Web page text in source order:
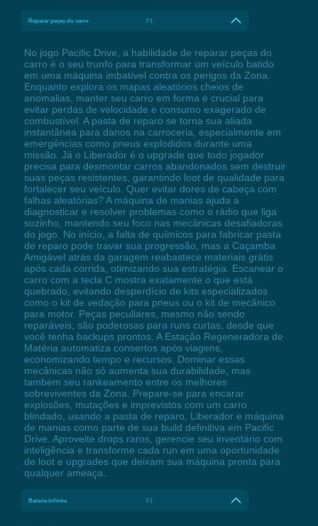
Reparar peças do carro F1
No jogo Pacific Drive, a habilidade de reparar peças do
carro é o seu trunfo para transformar um veículo batido
em uma máquina imbatível contra os perigos da Zona.
Enquanto explora os mapas aleatórios cheios de
anomalias, manter seu carro em forma é crucial para
evitar perdas de velocidade e consumo exagerado de
combustível. A pasta de reparo se torna sua aliada
instantânea para danos na carroceria, especialmente em
emergências como pneus explodidos durante uma
missão. Já o Liberador é o upgrade que todo jogador
precisa para desmontar carros abandonados sem destruir
suas peças resistentes, garantindo loot de qualidade para
fortalecer seu veículo. Quer evitar dores de cabeça com
falhas aleatórias? A máquina de manias ajuda a
diagnosticar e resolver problemas como o rádio que liga
sozinho, mantendo seu foco nas mecânicas desafiadoras
do jogo. No início, a falta de químicos para fabricar pasta
de reparo pode travar sua progressão, mas a Caçamba
Amigável atrás da garagem reabastece materiais grátis
após cada corrida, otimizando sua estratégia. Escanear o
carro com a tecla C mostra exatamente o que está
quebrado, evitando desperdício de kits especializados
como o kit de vedação para pneus ou o kit de mecânico
para motor. Peças peculiares, mesmo não sendo
reparáveis, são poderosas para runs curtas, desde que
você tenha backups prontos. A Estação Regeneradora de
Matéria automatiza consertos após viagens,
economizando tempo e recursos. Dominar essas
mecânicas não só aumenta sua durabilidade, mas
também seu rankeamento entre os melhores
sobreviventes da Zona. Prepare-se para encarar
explosões, mutações e imprevistos com um carro
blindado, usando a pasta de reparo, Liberador e máquina
de manias como parte de sua build definitiva em Pacific
Drive. Aproveite drops raros, gerencie seu inventário com
inteligência e transforme cada run em uma oportunidade
de loot e upgrades que deixam sua máquina pronta para
qualquer ameaça.
Bateria infinita F1